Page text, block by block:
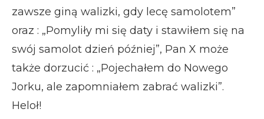
zawsze giną walizki, gdy lecę samolotem”
oraz : „Pomyliły mi się daty i stawiłem się na
swój samolot dzień później”, Pan X może
także dorzucić : „Pojechałem do Nowego
Jorku, ale zapomniałem zabrać walizki”.
Heloł!